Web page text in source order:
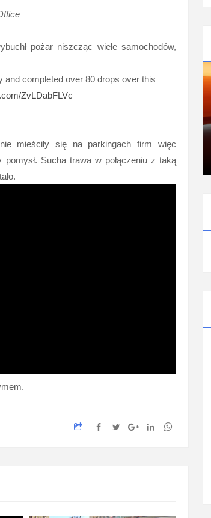
pożar niszcząc wiele samochodów,
and completed over 80 drops over this
ZvLDabFLVc
mieściły się na parkingach firm więc
Sucha trawa w połączeniu z taką